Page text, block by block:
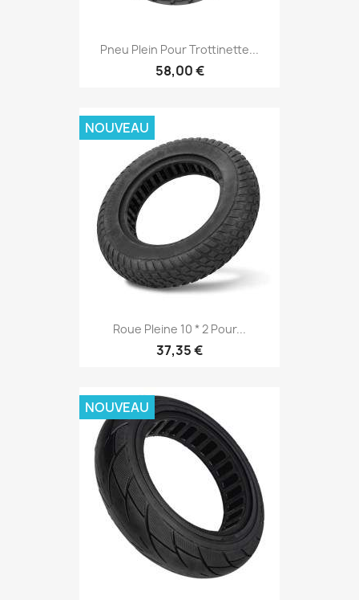
Pneu Plein Pour Trottinette...
58,00 €
Roue Pleine 10 * 2 Pour...
37,35 €
NOUVEAU
NOUVEAU